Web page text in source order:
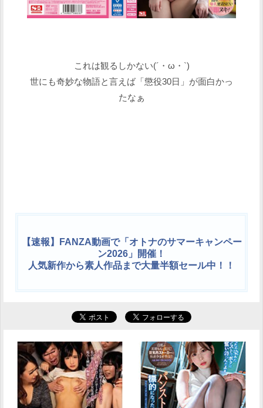
これは観るしかない(´・ω・`)
世にも奇妙な物語と言えば「懲役30日」が面白かっ
たなぁ
【速報】FANZA動画で「オトナのサマーキャンペー
ン2026」開催！
人気新作から素人作品まで大量半額セール中！！